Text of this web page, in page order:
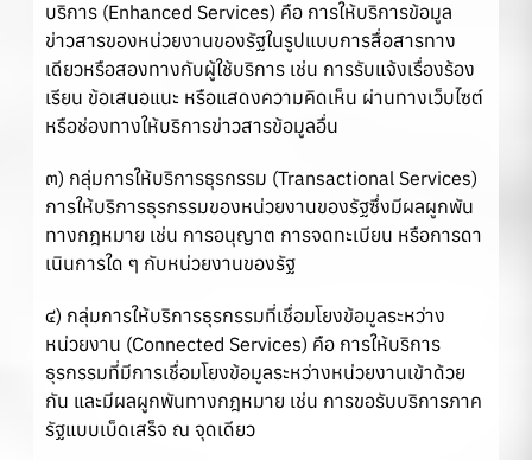
บริการ (Enhanced Services) คือ การให้บริการข้อมูล
ข่าวสารของหน่วยงานของรัฐในรูปแบบการสื่อสารทาง
เดียวหรือสองทางกับผู้ใช้บริการ เช่น การรับแจ้งเรื่องร้อง
เรียน ข้อเสนอแนะ หรือแสดงความคิดเห็น ผ่านทางเว็บไซต์
หรือช่องทางให้บริการข่าวสารข้อมูลอื่น
๓) กลุ่มการให้บริการธุรกรรม (Transactional Services)
การให้บริการธุรกรรมของหน่วยงานของรัฐซึ่งมีผลผูกพัน
ทางกฎหมาย เช่น การอนุญาต การจดทะเบียน หรือการดา
เนินการใด ๆ กับหน่วยงานของรัฐ
๔) กลุ่มการให้บริการธุรกรรมที่เชื่อมโยงข้อมูลระหว่าง
หน่วยงาน (Connected Services) คือ การให้บริการ
ธุรกรรมที่มีการเชื่อมโยงข้อมูลระหว่างหน่วยงานเข้าด้วย
กัน และมีผลผูกพันทางกฎหมาย เช่น การขอรับบริการภาค
รัฐแบบเบ็ดเสร็จ ณ จุดเดียว